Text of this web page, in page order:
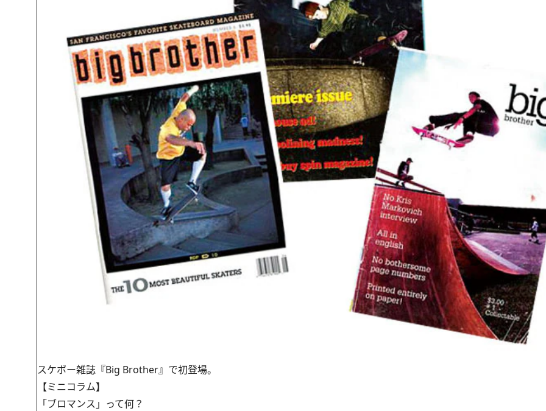
スケボー雑誌『Big Brother』で初登場。
【ミニコラム】
「ブロマンス」って何？